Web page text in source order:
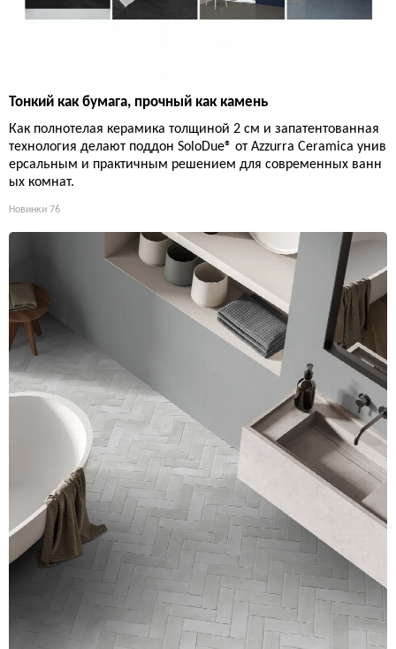
Тонкий как бумага, прочный как камень
Как полнотелая керамика толщиной 2 см и запатентованная
технология делают поддон SoloDue® от Azzurra Ceramica унив
ерсальным и практичным решением для современных ванн
ых комнат.
Новинки 76